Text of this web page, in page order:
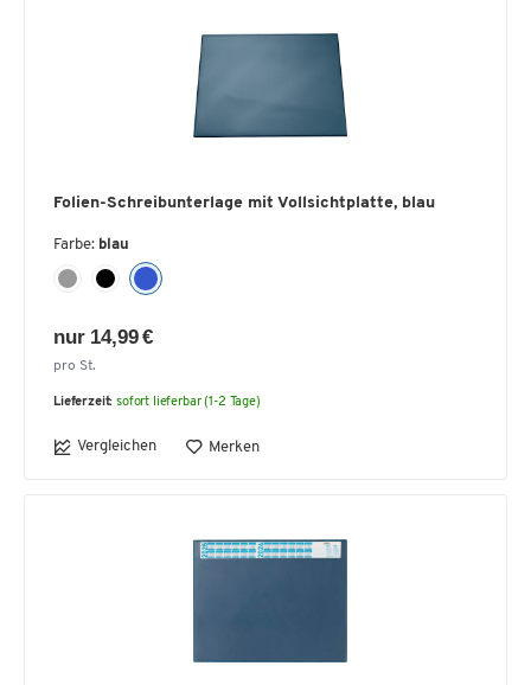
Folien-Schreibunterlage mit Vollsichtplatte, blau
Farbe: blau
nur 14,99 €
pro St.
Lieferzeit: sofort lieferbar (1-2 Tage)
Vergleichen Merken